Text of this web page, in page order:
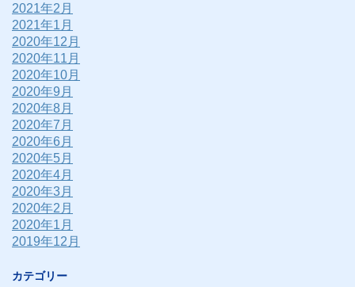
2021年2月
2021年1月
2020年12月
2020年11月
2020年10月
2020年9月
2020年8月
2020年7月
2020年6月
2020年5月
2020年4月
2020年3月
2020年2月
2020年1月
2019年12月
カテゴリー